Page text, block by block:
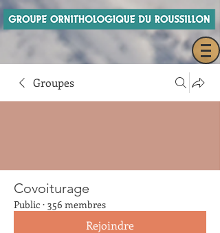
Groupes
Covoiturage
Public · 356 membres
Rejoindre